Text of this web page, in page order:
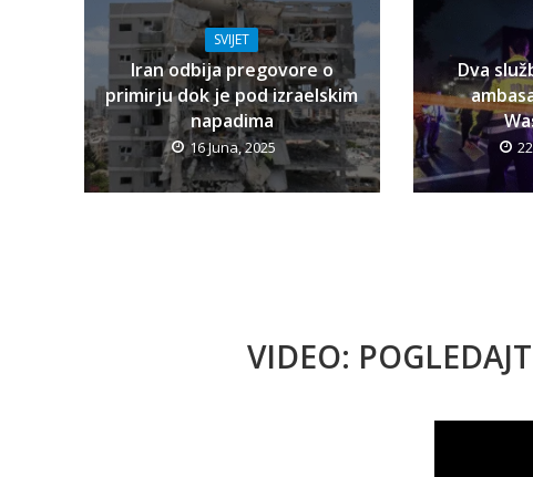
SVIJET
Iran odbija pregovore o
primirju dok je pod izraelskim
napadima
16 Juna, 2025
Dva
VIDEO: